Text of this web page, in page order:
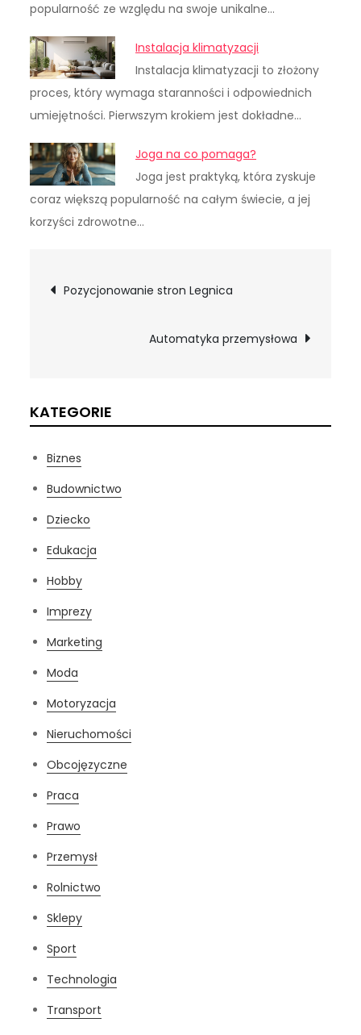
popularność ze względu na swoje unikalne…
Instalacja klimatyzacji
Instalacja klimatyzacji to złożony
proces, który wymaga staranności i odpowiednich
umiejętności. Pierwszym krokiem jest dokładne…
Joga na co pomaga?
Joga jest praktyką, która zyskuje
coraz większą popularność na całym świecie, a jej
korzyści zdrowotne…
Nawigacja
Pozycjonowanie stron Legnica
Automatyka przemysłowa
KATEGORIE
Biznes
Budownictwo
Dziecko
Edukacja
Hobby
Imprezy
Marketing
Moda
Motoryzacja
Nieruchomości
Obcojęzyczne
Praca
Prawo
Przemysł
Rolnictwo
Sklepy
Sport
Technologia
Transport